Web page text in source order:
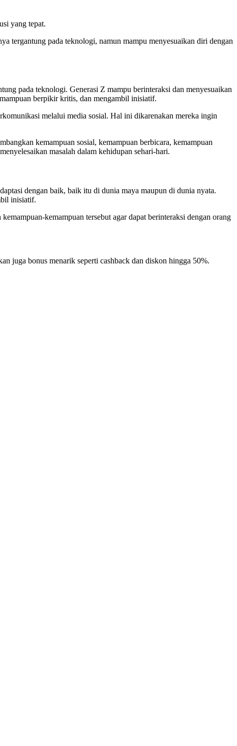
yang tepat.
tergantung pada teknologi, namun mampu menyesuaikan diri dengan
pada teknologi. Generasi Z mampu berinteraksi dan menyesuaikan
berpikir kritis, dan mengambil inisiatif.
melalui media sosial. Hal ini dikarenakan mereka ingin
kemampuan sosial, kemampuan berbicara, kemampuan
masalah dalam kehidupan sehari-hari.
dengan baik, baik itu di dunia maya maupun di dunia nyata.
inisiatif.
kemampuan tersebut agar dapat berinteraksi dengan orang
juga bonus menarik seperti cashback dan diskon hingga 50%.